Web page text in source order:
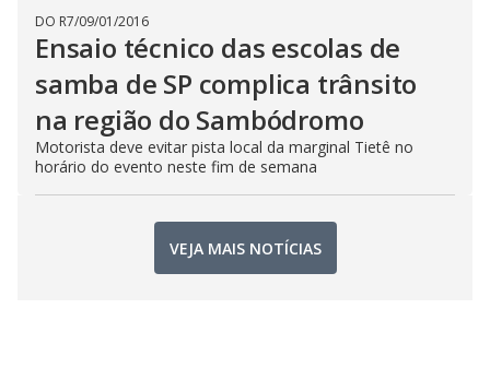
DO R7/09/01/2016
Ensaio técnico das escolas de
samba de SP complica trânsito
na região do Sambódromo
Motorista deve evitar pista local da marginal Tietê no
horário do evento neste fim de semana
VEJA MAIS NOTÍCIAS